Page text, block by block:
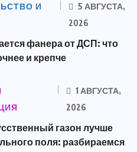
И
5 АВГУСТА,
2026
фанера от ДСП: что
и крепче
1 АВГУСТА,
2026
газон лучше
поля: разбираемся